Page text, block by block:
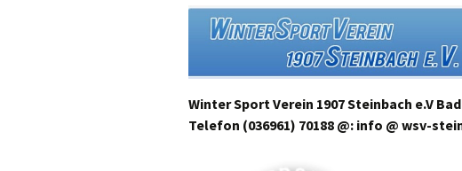
Winter Sport Verein 1907 Steinbach e.V
Telefon (036961) 70188 @: info @ wsv-